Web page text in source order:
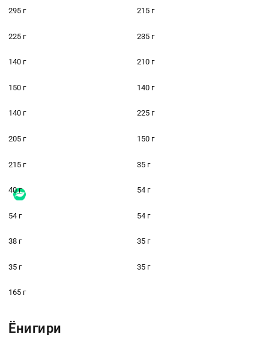
295 г 215 г
225 г 235 г
140 г 210 г
150 г 140 г
140 г 225 г
205 г 150 г
215 г 35 г
40 г 54 г
54 г 54 г
38 г 35 г
35 г 35 г
165 г
Ёнигири